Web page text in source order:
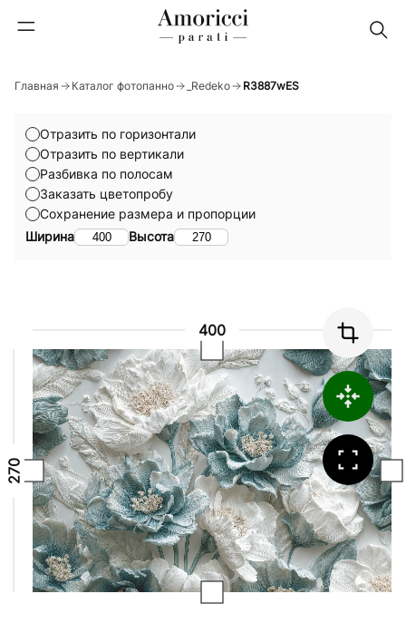
Главная Каталог фотопанно _Redeko R3887wES
Ширина Высота
Сохранение размера и пропорции
Отразить по горизонтали
Отразить по вертикали
Разбивка по полосам
Заказать цветопробу